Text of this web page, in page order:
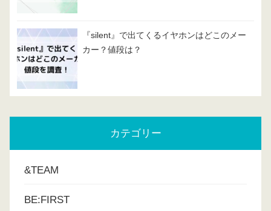
『silent』で出てくるイヤホンはどこのメー
カー？値段は？
カテゴリー
&TEAM
BE:FIRST